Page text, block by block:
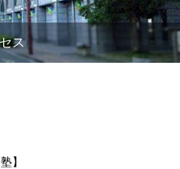
ス
】